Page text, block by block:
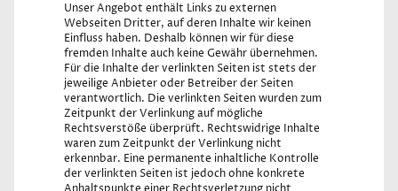
Unser Angebot enthält Links zu externen
Webseiten Dritter, auf deren Inhalte wir keinen
Einfluss haben. Deshalb können wir für diese
fremden Inhalte auch keine Gewähr übernehmen.
Für die Inhalte der verlinkten Seiten ist stets der
jeweilige Anbieter oder Betreiber der Seiten
verantwortlich. Die verlinkten Seiten wurden zum
Zeitpunkt der Verlinkung auf mögliche
Rechtsverstöße überprüft. Rechtswidrige Inhalte
waren zum Zeitpunkt der Verlinkung nicht
erkennbar. Eine permanente inhaltliche Kontrolle
der verlinkten Seiten ist jedoch ohne konkrete